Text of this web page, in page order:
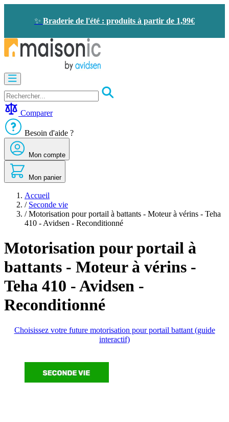
✨ Braderie de l'été : produits à partir de 1,99€
Visiophone
-
Sonnette
-
économie
d'énergie
Sécurité
Confort
de
maison
Seconde
vie
Bons
Comparer
Besoin d'aide ?
Mon compte
Mon panier
Accueil
/ Seconde vie
/ Motorisation pour portail à battants - Moteur à vérins - Teha
410 - Avidsen - Reconditionné
Motorisation pour portail à
battants - Moteur à vérins -
Teha 410 - Avidsen -
Reconditionné
Choisissez votre future motorisation pour portail battant (guide
interactif)